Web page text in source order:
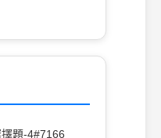
題-4#7166